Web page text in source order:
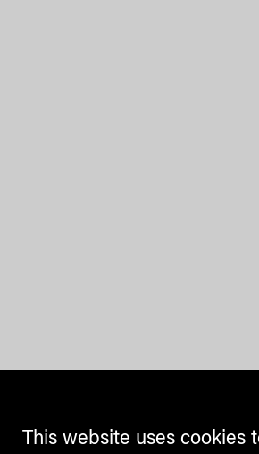
This website uses cookies